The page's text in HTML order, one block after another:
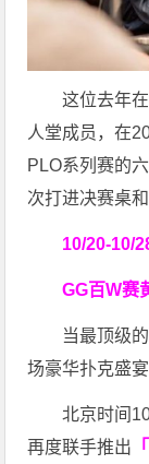
这位去年
人堂成员，在
PLO系列赛的
次打进决赛桌
10/20-10/
GG百W赛
当最顶级
场豪华扑克盛
北京时间
再度联手推出